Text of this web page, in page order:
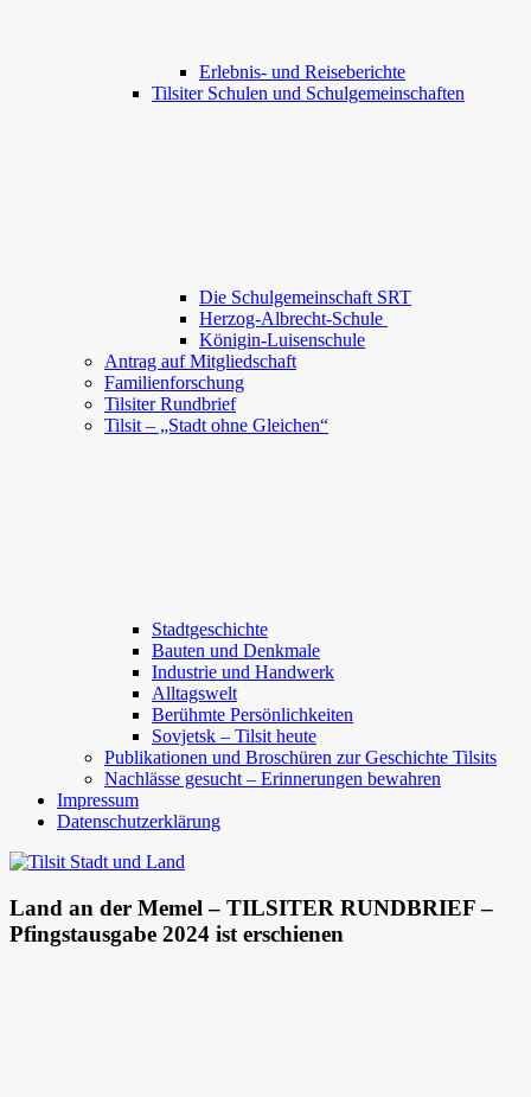
Erlebnis- und Reiseberichte
Tilsiter Schulen und Schulgemeinschaften
Die Schulgemeinschaft SRT
Herzog-Albrecht-Schule
Königin-Luisenschule
Antrag auf Mitgliedschaft
Familienforschung
Tilsiter Rundbrief
Tilsit – „Stadt ohne Gleichen“
Stadtgeschichte
Bauten und Denkmale
Industrie und Handwerk
Alltagswelt
Berühmte Persönlichkeiten
Sovjetsk – Tilsit heute
Publikationen und Broschüren zur Geschichte Tilsits
Nachlässe gesucht – Erinnerungen bewahren
Impressum
Datenschutzerklärung
Land an der Memel – TILSITER RUNDBRIEF –
Pfingstausgabe 2024 ist erschienen